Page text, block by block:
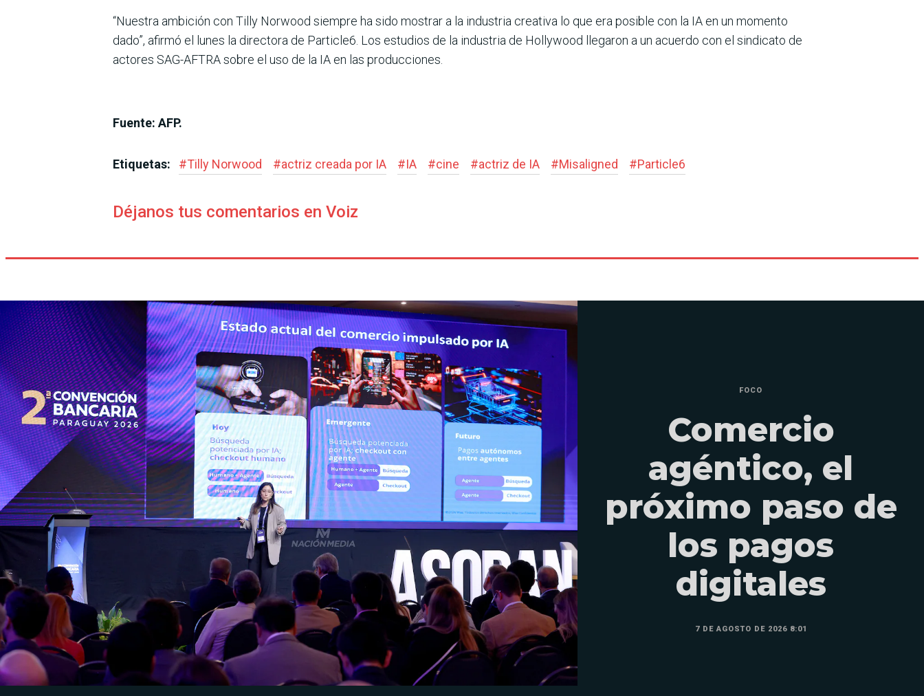
“Nuestra ambición con Tilly Norwood siempre ha sido mostrar a la industria creativa lo que era posible con la IA en un momento
dado”, afirmó el lunes la directora de Particle6. Los estudios de la industria de Hollywood llegaron a un acuerdo con el sindicato de
actores SAG-AFTRA sobre el uso de la IA en las producciones.
Fuente: AFP.
Etiquetas: #Tilly Norwood #actriz creada por IA #IA #cine #actriz de IA #Misaligned #Particle6
Déjanos tus comentarios en Voiz
FOCO
Comercio
agéntico, el
próximo paso de
los pagos
digitales
7 DE AGOSTO DE 2026 8:01